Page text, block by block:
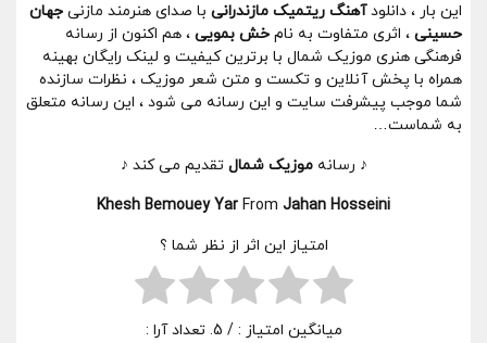
این بار ، دانلودآهنگ ریتمیک مازندرانی با صدای هنرمند مازنی جهان
حسینی ، اثری متفاوت به نام خش بمویی ، هم اکنون از رسانه
فرهنگی هنری موزیک شمال با برترین کیفیت و لینک رایگان بهینه
همراه با پخش آنلاین و تکست و متن شعر موزیک ، نظرات سازنده
شما موجب پیشرفت سایت و این رسانه می شود ، این رسانه متعلق
به شماست…
♪ رسانهموزیک شمال تقدیم می کند ♪
Khesh Bemouey Yar From Jahan Hosseini
امتیاز این اثر از نظر شما ؟
میانگین امتیاز : / 5. تعداد آرا :